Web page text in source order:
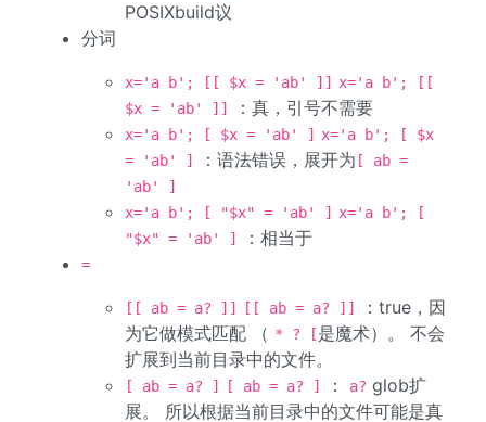
POSIXbuild议
分词
x='a b'; [[ $x = 'ab' ]]
x='a b'; [[
$x = 'ab' ]]
：真，引号不需要
x='a b'; [ $x = 'ab' ]
x='a b'; [ $x
= 'ab' ]
：语法错误，展开为 [ ab =
'ab' ]
x='a b'; [ "$x" = 'ab' ]
x='a b'; [
"$x" = 'ab' ]
：相当于
=
[[ ab = a? ]] [[ ab = a? ]]
：true，因
为它做模式匹配 （ * ? [是魔术）。 不会
扩展到当前目录中的文件。
[ ab = a? ] [ ab = a? ] ： a? glob扩
展。 所以根据当前目录中的文件可能是真